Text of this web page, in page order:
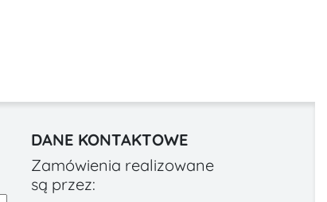
DANE KONTAKTOWE
Zamówienia realizowane
są przez: